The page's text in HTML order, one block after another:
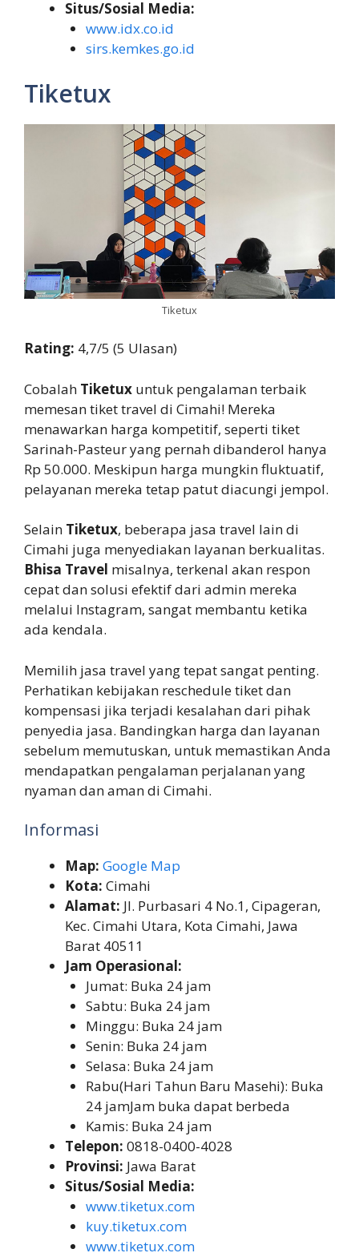
Situs/Sosial Media:
www.idx.co.id
sirs.kemkes.go.id
Tiketux
Tiketux
Rating: 4,7/5 (5 Ulasan)
Cobalah Tiketux untuk pengalaman terbaik
memesan tiket travel di Cimahi! Mereka
menawarkan harga kompetitif, seperti tiket
Sarinah-Pasteur yang pernah dibanderol hanya
Rp 50.000. Meskipun harga mungkin fluktuatif,
pelayanan mereka tetap patut diacungi jempol.
Selain Tiketux, beberapa jasa travel lain di
Cimahi juga menyediakan layanan berkualitas.
Bhisa Travel misalnya, terkenal akan respon
cepat dan solusi efektif dari admin mereka
melalui Instagram, sangat membantu ketika
ada kendala.
Memilih jasa travel yang tepat sangat penting.
Perhatikan kebijakan reschedule tiket dan
kompensasi jika terjadi kesalahan dari pihak
penyedia jasa. Bandingkan harga dan layanan
sebelum memutuskan, untuk memastikan Anda
mendapatkan pengalaman perjalanan yang
nyaman dan aman di Cimahi.
Informasi
Map: Google Map
Kota: Cimahi
Alamat: Jl. Purbasari 4 No.1, Cipageran,
Kec. Cimahi Utara, Kota Cimahi, Jawa
Barat 40511
Jam Operasional:
Jumat: Buka 24 jam
Sabtu: Buka 24 jam
Minggu: Buka 24 jam
Senin: Buka 24 jam
Selasa: Buka 24 jam
Rabu(Hari Tahun Baru Masehi): Buka
24 jamJam buka dapat berbeda
Kamis: Buka 24 jam
Telepon: 0818-0400-4028
Provinsi: Jawa Barat
Situs/Sosial Media:
www.tiketux.com
kuy.tiketux.com
www.tiketux.com